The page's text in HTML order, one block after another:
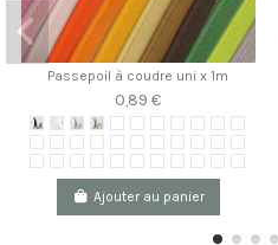
Passepoil à coudre uni x 1m
0,89 €
Ajouter au panier